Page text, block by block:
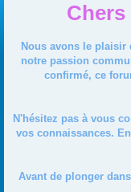
Nous avons le plaisir
notre passion
confirmé, ce
N'hésitez pas à vous
vos connaissances.
Avant de plonger